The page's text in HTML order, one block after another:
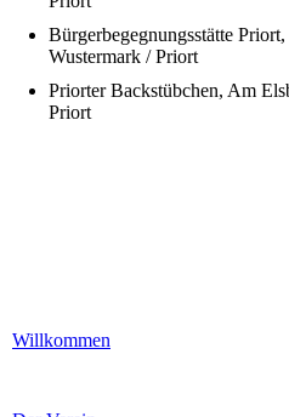
Bürgerbegegnungsstätte
Wustermark / Priort
Priorter Backstübchen, Am
Priort
Willkommen